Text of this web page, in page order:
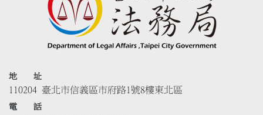
地 址
110204 臺北市信義區市府路1號8樓東北區
電 話